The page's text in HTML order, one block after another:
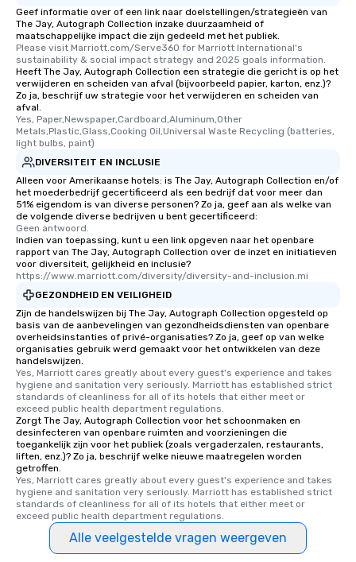
Geef informatie over of een link naar doelstellingen/strategieën van
The Jay, Autograph Collection inzake duurzaamheid of
maatschappelijke impact die zijn gedeeld met het publiek.
Please visit Marriott.com/Serve360 for Marriott International's
sustainability & social impact strategy and 2025 goals information.
Heeft The Jay, Autograph Collection een strategie die gericht is op het
verwijderen en scheiden van afval (bijvoorbeeld papier, karton, enz.)?
Zo ja, beschrijf uw strategie voor het verwijderen en scheiden van
afval.
Yes, Paper,Newspaper,Cardboard,Aluminum,Other
Metals,Plastic,Glass,Cooking Oil,Universal Waste Recycling (batteries,
light bulbs, paint)
DIVERSITEIT EN INCLUSIE
Alleen voor Amerikaanse hotels: is The Jay, Autograph Collection en/of
het moederbedrijf gecertificeerd als een bedrijf dat voor meer dan
51% eigendom is van diverse personen? Zo ja, geef aan als welke van
de volgende diverse bedrijven u bent gecertificeerd:
Geen antwoord.
Indien van toepassing, kunt u een link opgeven naar het openbare
rapport van The Jay, Autograph Collection over de inzet en initiatieven
voor diversiteit, gelijkheid en inclusie?
https://www.marriott.com/diversity/diversity-and-inclusion.mi
GEZONDHEID EN VEILIGHEID
Zijn de handelswijzen bij The Jay, Autograph Collection opgesteld op
basis van de aanbevelingen van gezondheidsdiensten van openbare
overheidsinstanties of privé-organisaties? Zo ja, geef op van welke
organisaties gebruik werd gemaakt voor het ontwikkelen van deze
handelswijzen.
Yes, Marriott cares greatly about every guest's experience and takes
hygiene and sanitation very seriously. Marriott has established strict
standards of cleanliness for all of its hotels that either meet or
exceed public health department regulations.
Zorgt The Jay, Autograph Collection voor het schoonmaken en
desinfecteren van openbare ruimten and voorzieningen die
toegankelijk zijn voor het publiek (zoals vergaderzalen, restaurants,
liften, enz.)? Zo ja, beschrijf welke nieuwe maatregelen worden
getroffen.
Yes, Marriott cares greatly about every guest's experience and takes
hygiene and sanitation very seriously. Marriott has established strict
standards of cleanliness for all of its hotels that either meet or
exceed public health department regulations.
Alle veelgestelde vragen weergeven